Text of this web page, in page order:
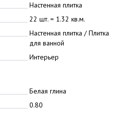
Настенная плитка
22 шт. = 1.32 кв.м.
Настенная плитка / Плитка
для ванной
Интерьер
Белая глина
0.80